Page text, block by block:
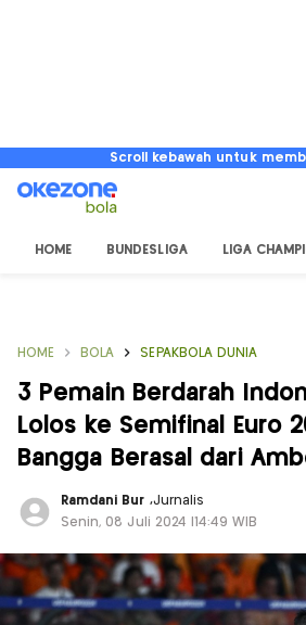
Scroll kebawah untuk
HOME BUNDESLIGA LIGA
HOME BOLA SEPAKBOLA DUNIA
3 Pemain Berdarah
Lolos ke Semifinal Euro
Bangga Berasal dari
Ramdani Bur ,Jurnalis
Senin, 08 Juli 2024 |14:49 WIB